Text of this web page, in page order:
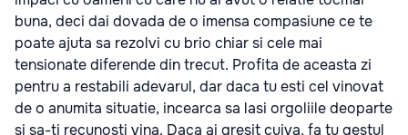
buna, deci dai dovada de o imensa compasiune ce te
poate ajuta sa rezolvi cu brio chiar si cele mai
tensionate diferende din trecut. Profita de aceasta zi
pentru a restabili adevarul, dar daca tu esti cel vinovat
de o anumita situatie, incearca sa lasi orgoliile deoparte
si sa-ti recunosti vina. Daca ai gresit cuiva, fa tu gestul